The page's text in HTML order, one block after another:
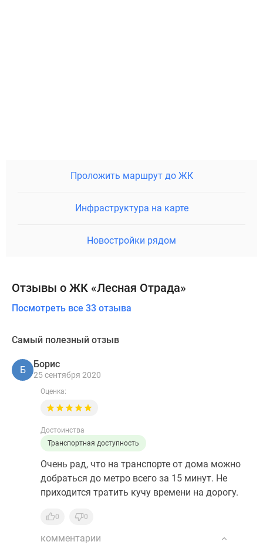
Проложить маршрут до ЖК
Инфраструктура на карте
Новостройки рядом
Отзывы о ЖК «Лесная Отрада»
Посмотреть все 33 отзыва
Самый полезный отзыв
Б
Борис
25 сентября 2020
Оценка:
Достоинства
Транспортная доступность
Очень рад, что на транспорте от дома можно
добраться до метро всего за 15 минут. Не
приходится тратить кучу времени на дорогу.
0 0
комментарии